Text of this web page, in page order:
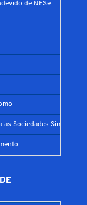
de NFSe
Sociedades Simples